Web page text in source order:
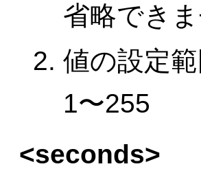
省略でき
値の設定範
1〜255
<seconds>